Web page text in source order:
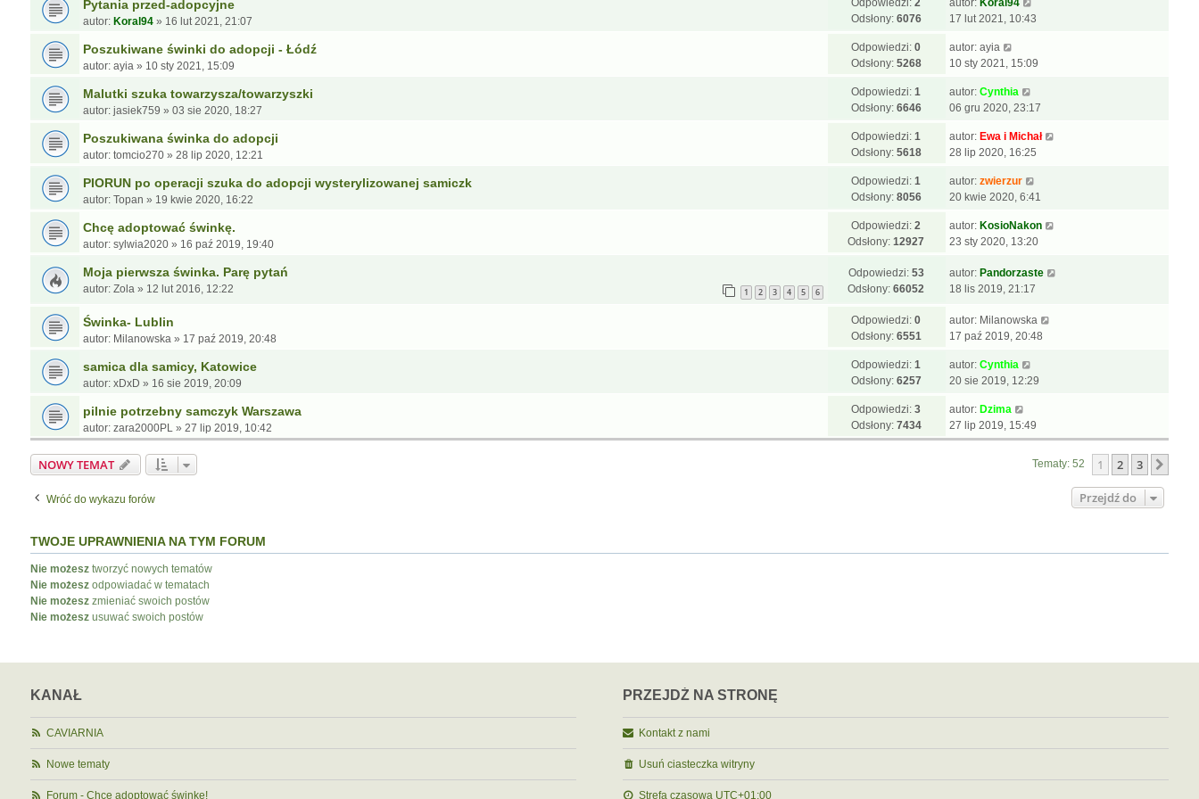
Pytania przed-adopcyjne
autor: Koral94» 16 lut 2021, 21:07
Odpowiedzi:2
Odsłony: 6076
autor: Koral94
17 lut 2021, 10:43
Poszukiwane świnki do adopcji - Łódź
autor: ayia» 10 sty 2021, 15:09
Odpowiedzi:0
Odsłony: 5268
autor: ayia
10 sty 2021, 15:09
Malutki szuka towarzysza/towarzyszki
autor: jasiek759 » 03 sie 2020, 18:27
Odpowiedzi:1
Odsłony: 6646
autor: Cynthia
06 gru 2020, 23:17
Poszukiwana świnka do adopcji
autor: tomcio270» 28 lip 2020, 12:21
Odpowiedzi:1
Odsłony: 5618
autor: Ewa i Michał
28 lip 2020, 16:25
PIORUN po operacji szuka do adopcji wysterylizowanej samiczk
autor: Topan » 19 kwie 2020, 16:22
Odpowiedzi:1
Odsłony: 8056
autor: zwierzur
20 kwie 2020, 6:41
Chcę adoptować świnkę.
autor: sylwia2020» 16 paź 2019, 19:40
Odpowiedzi:2
Odsłony:12927
autor: KosioNakon
23 sty 2020, 13:20
Moja pierwsza świnka. Parę pytań
autor: Zola» 12 lut 2016, 12:22 1 2 3 4 5 6
Odpowiedzi: 53
Odsłony:66052
autor: Pandorzaste
18 lis 2019, 21:17
Świnka- Lublin
autor: Milanowska» 17 paź 2019, 20:48
Odpowiedzi:0
Odsłony: 6551
autor: Milanowska
17 paź 2019, 20:48
samica dla samicy, Katowice
autor: xDxD » 16 sie 2019, 20:09
Odpowiedzi:1
Odsłony: 6257
autor: Cynthia
20 sie 2019, 12:29
pilnie potrzebny samczyk Warszawa
autor: zara2000PL» 27 lip 2019, 10:42
Odpowiedzi:3
Odsłony: 7434
autor: Dzima
27 lip 2019, 15:49
NOWY TEMAT Tematy: 52 1 2 3
Wróć do wykazu forów Przejdź do
TWOJE UPRAWNIENIA NA TYM FORUM
Nie możesztworzyć nowych tematów
Nie możeszodpowiadać w tematach
Nie możeszzmieniać swoich postów
Nie możeszusuwać swoich postów
KANAŁ
CAVIARNIA
Nowe tematy
Forum - Chcę adoptować świnkę!
PRZEJDŹ NA STRONĘ
Kontakt z nami
Usuń ciasteczka witryny
Strefa czasowa UTC+01:00